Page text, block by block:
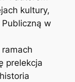
kultury,
w
prelekcja